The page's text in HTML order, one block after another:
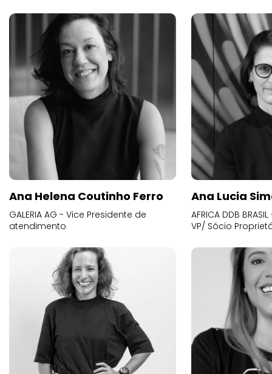
Ana Helena Coutinho Ferro
GALERIA AG - Vice Presidente de
atendimento
Ana Lucia
AFRICA DDB
VP/ Sócio